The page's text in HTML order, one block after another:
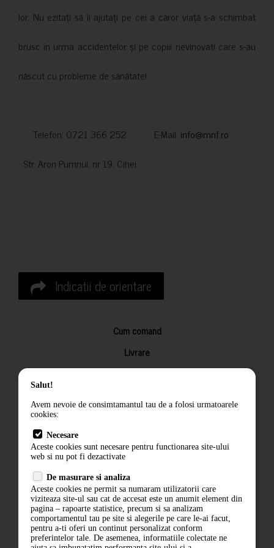
lor. Nu ezitați să îi ajutați pe cei a căror viață s-a schimbat
brusc în urma accidentelor și pe copiii nevinovati care s-au
născut cu probleme de sănătate!
Telefon: 0721 366 252 E-Mail: info@mnf.ro
Str. Aron Pumnul, nr 19, Cihei
Indicatii de orientare
Cum comand
Livrare
Returnarea produselor
Termeni si conditii
Politica de confidentialitate
ANPC
Salut!
Avem nevoie de consimtamantul tau de a folosi urmatoarele
cookies:
Necesare
Aceste cookies sunt necesare pentru functionarea site-ului
web si nu pot fi dezactivate
De masurare si analiza
Aceste cookies ne permit sa numaram utilizatorii care
viziteaza site-ul sau cat de accesat este un anumit element din
pagina – rapoarte statistice, precum si sa analizam
comportamentul tau pe site si alegerile pe care le-ai facut,
pentru a-ti oferi un continut personalizat conform
preferintelor tale. De asemenea, informatiile colectate ne